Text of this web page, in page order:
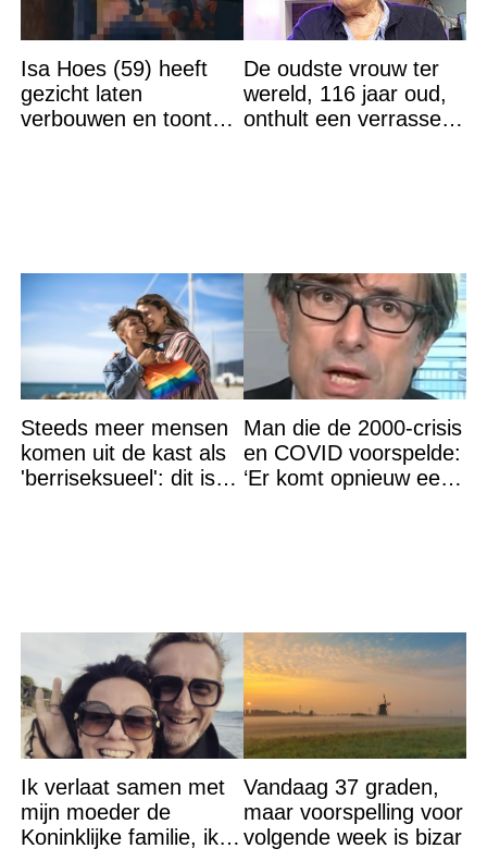
Isa Hoes (59) heeft
gezicht laten
verbouwen en toont
De oudste vrouw ter
wereld, 116 jaar oud,
onthult een verrassend
Steeds meer mensen
komen uit de kast als
'berriseksueel': dit is
Man die de 2000-crisis
en COVID voorspelde:
‘Er komt opnieuw een
Ik verlaat samen met
mijn moeder de
Koninklijke familie, ik
Vandaag 37 graden,
maar voorspelling voor
volgende week is bizar